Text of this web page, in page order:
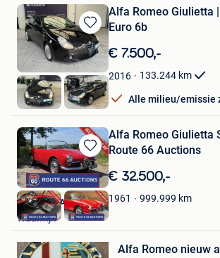
Bewaren
in
Mijn
Favorieten
Alfa Romeo Giulietta
Euro 6b
€ 7.500,-
2016 133.244 km
Alle milieu/emissie
Z-Motors
Hoboken
Bewaren
in
Mijn
Favorieten
Alfa Romeo Giulietta
Route 66 Auctions
€ 32.500,-
1961 999.999 km
Route 66 Auctions
Waalwijk
Bewaren
Mijn
FavorietenAlfa Romeo nieuw